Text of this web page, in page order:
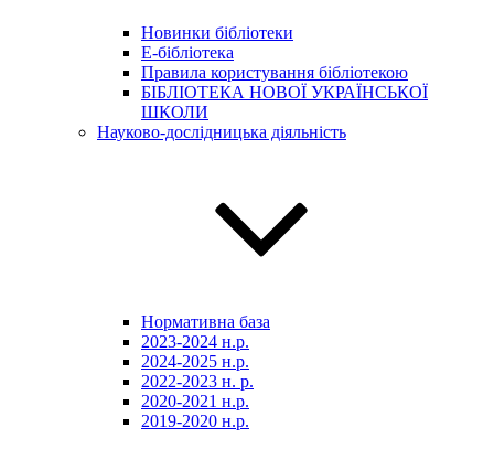
Новинки бібліотеки
E-бібліотека
Правила користування бібліотекою
БІБЛІОТЕКА НОВОЇ УКРАЇНСЬКОЇ
ШКОЛИ
Науково-дослідницька діяльність
Нормативна база
2023-2024 н.р.
2024-2025 н.р.
2022-2023 н. р.
2020-2021 н.р.
2019-2020 н.р.